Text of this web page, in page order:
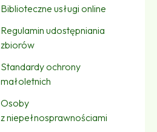
Biblioteczne usługi online
Regulamin udostępniania
zbiorów
Standardy ochrony
małoletnich
Osoby
z niepełnosprawnościami